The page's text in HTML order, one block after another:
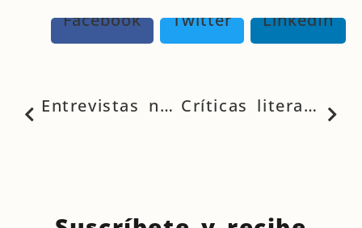
Facebook Twitter LinkedIn
Entrevistas novela Alehop Críticas literarias y Reseñas Diálogos con Áxel